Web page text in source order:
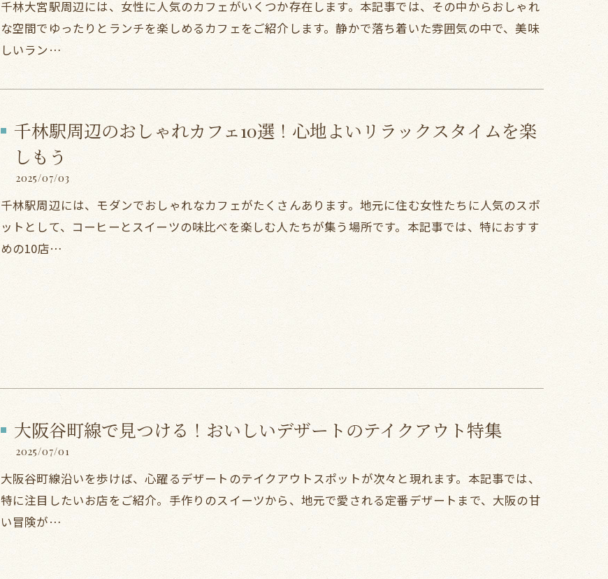
千林大宮駅周辺には、女性に人気のカフェがいくつか存在します。本記事では、その中からおしゃれ
な空間でゆったりとランチを楽しめるカフェをご紹介します。静かで落ち着いた雰囲気の中で、美味
しいラン…
千林駅周辺のおしゃれカフェ10選！心地よいリラックスタイムを楽
しもう
2025/07/03
千林駅周辺には、モダンでおしゃれなカフェがたくさんあります。地元に住む女性たちに人気のスポ
ットとして、コーヒーとスイーツの味比べを楽しむ人たちが集う場所です。本記事では、特におすす
めの10店…
大阪谷町線で見つける！おいしいデザートのテイクアウト特集
2025/07/01
大阪谷町線沿いを歩けば、心躍るデザートのテイクアウトスポットが次々と現れます。本記事では、
特に注目したいお店をご紹介。手作りのスイーツから、地元で愛される定番デザートまで、大阪の甘
い冒険が…